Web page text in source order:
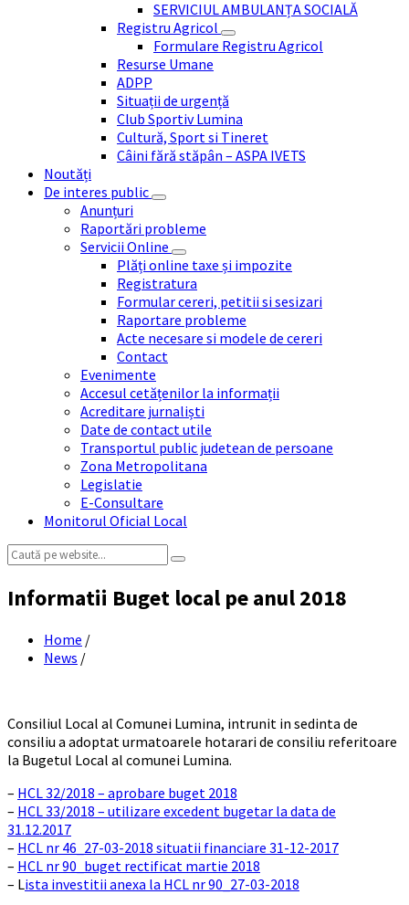
SERVICIUL AMBULANȚA SOCIALĂ
Registru Agricol
Formulare Registru Agricol
Resurse Umane
ADPP
Situații de urgență
Club Sportiv Lumina
Cultură, Sport si Tineret
Câini fără stăpân – ASPA IVETS
Noutăți
De interes public
Anunțuri
Raportări probleme
Servicii Online
Plăți online taxe și impozite
Registratura
Formular cereri, petitii si sesizari
Raportare probleme
Acte necesare si modele de cereri
Contact
Evenimente
Accesul cetățenilor la informații
Acreditare jurnaliști
Date de contact utile
Transportul public judetean de persoane
Zona Metropolitana
Legislatie
E-Consultare
Monitorul Oficial Local
Search:
Informatii Buget local pe anul 2018
Home /
News /
Consiliul Local al Comunei Lumina, intrunit in sedinta de
consiliu a adoptat urmatoarele hotarari de consiliu referitoare
la Bugetul Local al comunei Lumina.
– HCL 32/2018 – aprobare buget 2018
– HCL 33/2018 – utilizare excedent bugetar la data de
31.12.2017
– HCL nr 46_27-03-2018 situatii financiare 31-12-2017
– HCL nr 90_buget rectificat martie 2018
– Lista investitii anexa la HCL nr 90_27-03-2018